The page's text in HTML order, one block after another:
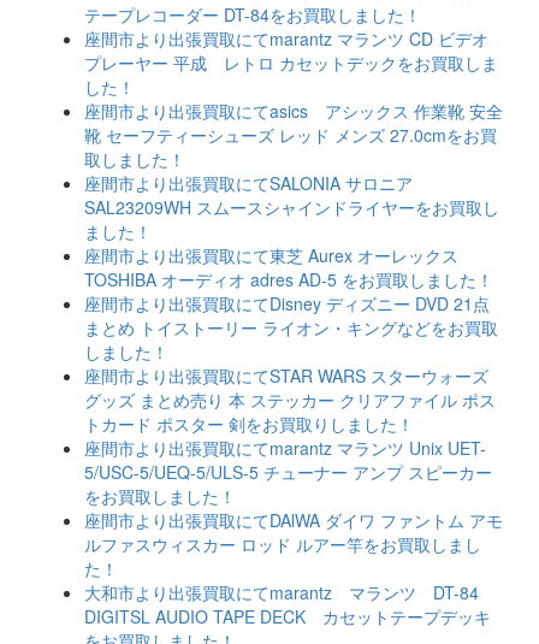
テープレコーダー DT-84をお買取しました！
座間市より出張買取にてmarantz マランツ CD ビデオ
プレーヤー 平成 レトロ カセットデックをお買取しま
した！
座間市より出張買取にてasics アシックス 作業靴 安全
靴 セーフティーシューズ レッド メンズ 27.0cmをお買
取しました！
座間市より出張買取にてSALONIA サロニア
SAL23209WH スムースシャインドライヤーをお買取し
ました！
座間市より出張買取にて東芝 Aurex オーレックス
TOSHIBA オーディオ adres AD-5 をお買取しました！
座間市より出張買取にてDisney ディズニー DVD 21点
まとめ トイストーリー ライオン・キングなどをお買取
しました！
座間市より出張買取にてSTAR WARS スターウォーズ
グッズ まとめ売り 本 ステッカー クリアファイル ポス
トカード ポスター 剣をお買取りしました！
座間市より出張買取にてmarantz マランツ Unix UET-
5/USC-5/UEQ-5/ULS-5 チューナー アンプ スピーカー
をお買取しました！
座間市より出張買取にてDAlWA ダイワ ファントム アモ
ルファスウィスカー ロッド ルアー竿をお買取しまし
た！
大和市より出張買取にてmarantz マランツ DT-84
DIGITSL AUDIO TAPE DECK カセットテープデッキ